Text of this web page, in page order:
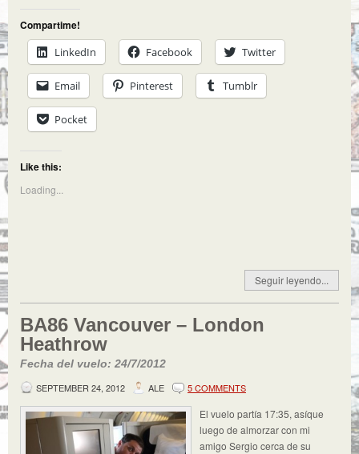
Compartime!
LinkedIn
Facebook Twitter
Email Pinterest Tumblr
Pocket
Like this:
Loading...
Seguir leyendo...
BA86 Vancouver – London
Heathrow
Fecha del vuelo: 24/7/2012
SEPTEMBER 24, 2012
ALE 5 COMMENTS
El vuelo partía 17:35, asíque
luego de almorzar con mi
amigo Sergio cerca de su